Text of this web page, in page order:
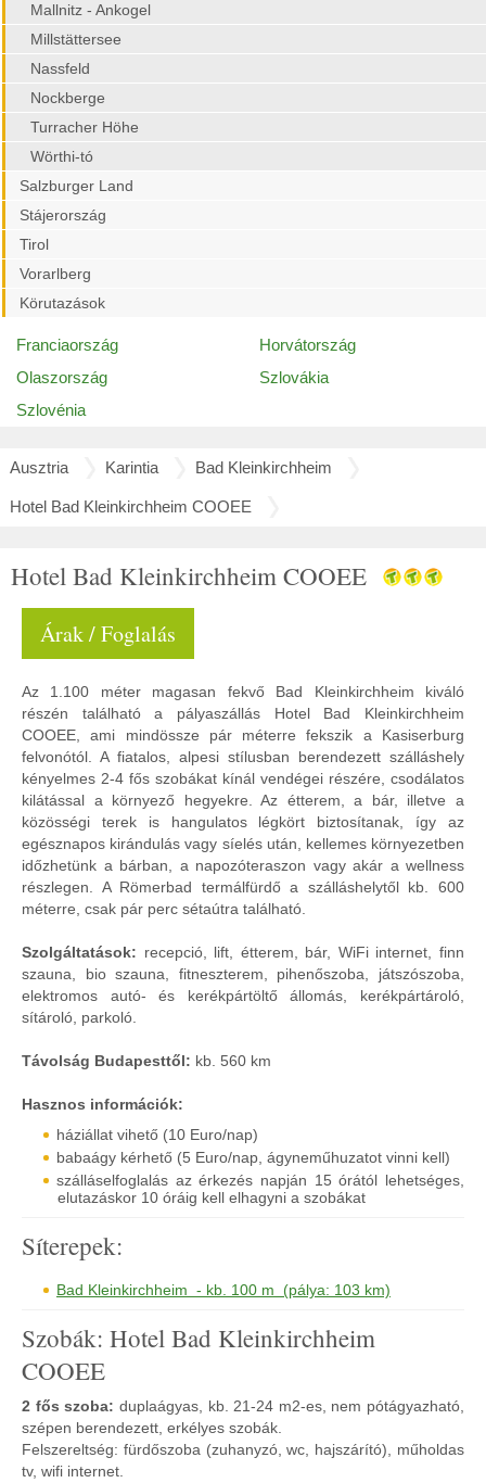
Mallnitz - Ankogel
Millstättersee
Nassfeld
Nockberge
Turracher Höhe
Wörthi-tó
Salzburger Land
Stájerország
Tirol
Vorarlberg
Körutazások
Franciaország
Horvátország
Olaszország
Szlovákia
Szlovénia
Ausztria Karintia Bad Kleinkirchheim
Hotel Bad Kleinkirchheim COOEE
Hotel Bad Kleinkirchheim COOEE
Árak / Foglalás
Az 1.100 méter magasan fekvő Bad Kleinkirchheim kiváló
részén található a pályaszállás Hotel Bad Kleinkirchheim
COOEE, ami mindössze pár méterre fekszik a Kasiserburg
felvonótól. A fiatalos, alpesi stílusban berendezett szálláshely
kényelmes 2-4 fős szobákat kínál vendégei részére, csodálatos
kilátással a környező hegyekre. Az étterem, a bár, illetve a
közösségi terek is hangulatos légkört biztosítanak, így az
egésznapos kirándulás vagy síelés után, kellemes környezetben
időzhetünk a bárban, a napozóteraszon vagy akár a wellness
részlegen. A Römerbad termálfürdő a szálláshelytől kb. 600
méterre, csak pár perc sétaútra található.
Szolgáltatások: recepció, lift, étterem, bár, WiFi internet, finn
szauna, bio szauna, fitneszterem, pihenőszoba, játszószoba,
elektromos autó- és kerékpártöltő állomás, kerékpártároló,
sítároló, parkoló.
Távolság Budapesttől: kb. 560 km
Hasznos információk:
háziállat vihető (10 Euro/nap)
babaágy kérhető (5 Euro/nap, ágyneműhuzatot vinni kell)
szálláselfoglalás az érkezés napján 15 órától lehetséges,
elutazáskor 10 óráig kell elhagyni a szobákat
Síterepek:
Bad Kleinkirchheim - kb. 100 m (pálya: 103 km)
Szobák: Hotel Bad Kleinkirchheim
COOEE
2 fős szoba: duplaágyas, kb. 21-24 m2-es, nem pótágyazható,
szépen berendezett, erkélyes szobák.
Felszereltség: fürdőszoba (zuhanyzó, wc, hajszárító), műholdas
tv, wifi internet.